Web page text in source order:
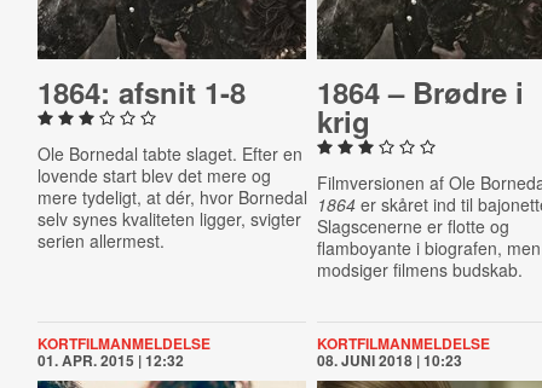
1864: afsnit 1-8
Ole Bornedal tabte slaget. Efter en
lovende start blev det mere og
mere tydeligt, at dér, hvor Bornedal
selv synes kvaliteten ligger, svigter
serien allermest.
1864 – Brødre i
krig
Filmversionen af Ole
1864er skåret ind til
Slagscenerne er flotte og
flamboyante i biografen, men
modsiger filmens budskab.
KORTFILMANMELDELSE
01. APR. 2015 | 12:32
KORTFILMANMELDELSE
08. JUNI 2018 | 10:23